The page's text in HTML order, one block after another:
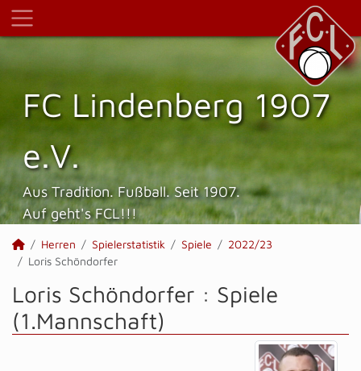
FC Lindenberg 1907
e.V.
Aus Tradition. Fußball. Seit 1907.
Auf geht's FCL!!!
Herren Spielerstatistik Spiele
2022/23
Loris Schöndorfer
Loris Schöndorfer : Spiele
(1.Mannschaft)